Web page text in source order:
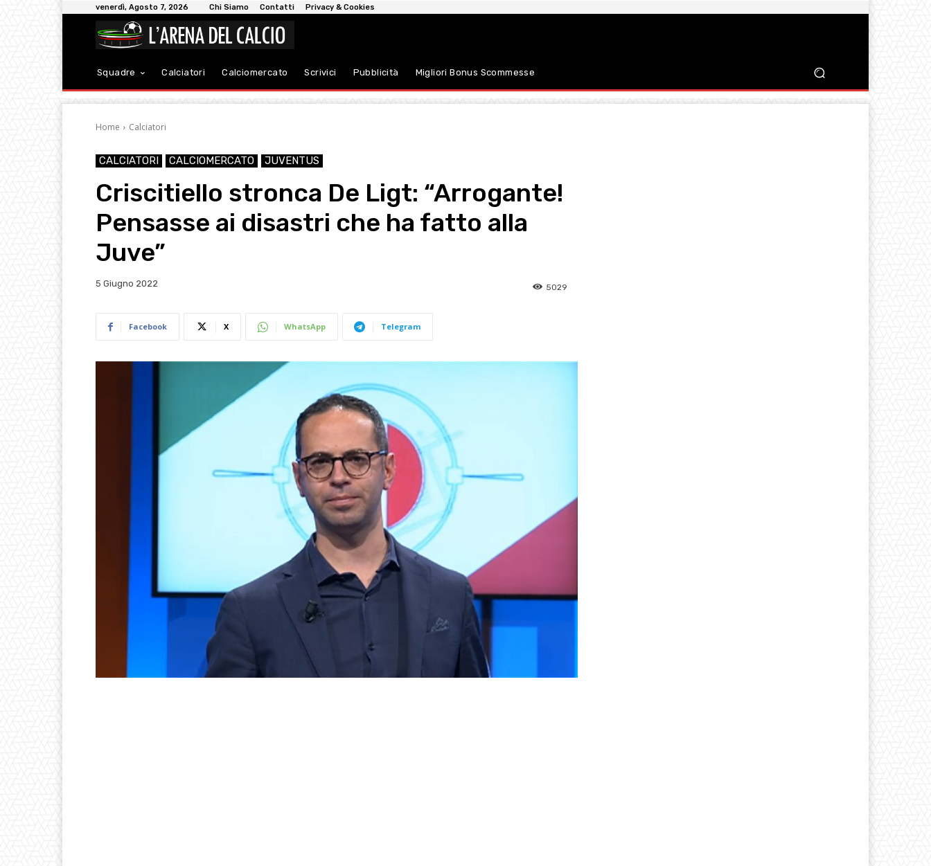
venerdì, Agosto 7, 2026 Chi Siamo Contatti Privacy & Cookies
Squadre Calciatori Calciomercato Scrivici Pubblicità Migliori Bonus Scommesse
Home Calciatori
CALCIATORI CALCIOMERCATO JUVENTUS
Criscitiello stronca De Ligt: “Arrogante!
Pensasse ai disastri che ha fatto alla
Juve”
5 Giugno 2022 5029
Facebook X WhatsApp Telegram